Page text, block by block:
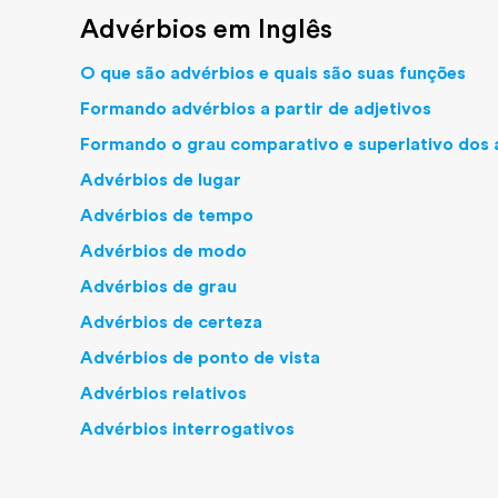
Advérbios em Inglês
O que são advérbios e quais são suas funções
Formando advérbios a partir de adjetivos
Formando o grau comparativo e superlativo dos
Advérbios de lugar
Advérbios de tempo
Advérbios de modo
Advérbios de grau
Advérbios de certeza
Advérbios de ponto de vista
Advérbios relativos
Advérbios interrogativos